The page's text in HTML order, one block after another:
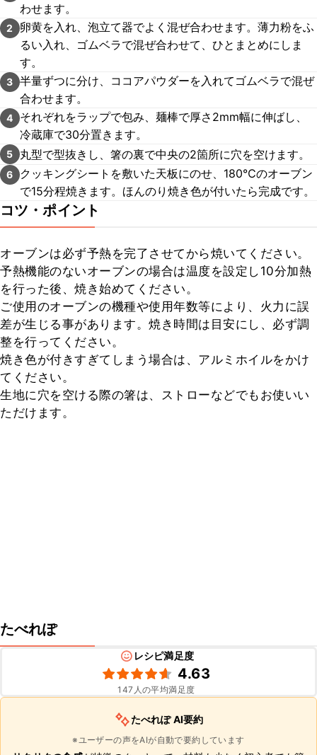
わせます。
2
卵黄を入れ、泡立て器でよく混ぜ合わせます。薄力粉をふ
るい入れ、ゴムベラで混ぜ合わせて、ひとまとめにしま
す。
3 半量ずつに分け、ココアパウダーを入れてゴムベラで混ぜ
合わせます。
4
それぞれをラップで包み、麺棒で厚さ2mm幅に伸ばし、
冷蔵庫で30分置きます。
5 丸型で型抜きし、箸の裏で中央の2箇所に穴を空けます。
6
クッキングシートを敷いた天板にのせ、180℃のオーブン
で15分程焼きます。ほんのり焼き色が付いたら完成です。
コツ・ポイント
オーブンは必ず予熱を完了させてから焼いてください。
予熱機能のないオーブンの場合は温度を設定し10分加熱
を行った後、焼き始めてください。
ご使用のオーブンの機種や使用年数等により、火力に誤
差が生じる事があります。焼き時間は目安にし、必ず調
整を行ってください。
焼き色が付きすぎてしまう場合は、アルミホイルをかけ
てください。
生地に穴を空ける際の箸は、ストローなどでもお使いい
ただけます。
たべれぽ
レシピ満足度
4.63
147 人の平均満足度
たべれぽ AI要約
※ユーザーの声をAIが自動で要約しています